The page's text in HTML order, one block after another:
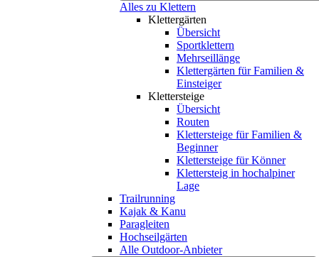
Alles zu Klettern
Klettergärten
Übersicht
Sportklettern
Mehrseillänge
Klettergärten für Familien &
Einsteiger
Klettersteige
Übersicht
Routen
Klettersteige für Familien &
Beginner
Klettersteige für Könner
Klettersteig in hochalpiner
Lage
Trailrunning
Kajak & Kanu
Paragleiten
Hochseilgärten
Alle Outdoor-Anbieter